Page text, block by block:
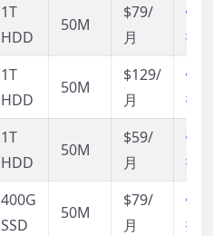
1T
HDD
50M
$79/
月
链
接
1T
HDD
50M
$129/
月
链
接
1T
HDD
50M
$59/
月
链
接
400G
SSD
50M
$79/
月
链
接